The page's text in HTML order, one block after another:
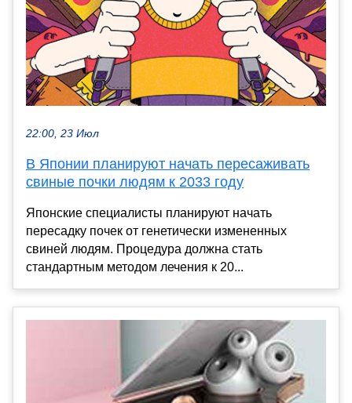
22:00, 23 Июл
В Японии планируют начать пересаживать
свиные почки людям к 2033 году
Японские специалисты планируют начать
пересадку почек от генетически измененных
свиней людям. Процедура должна стать
стандартным методом лечения к 20...